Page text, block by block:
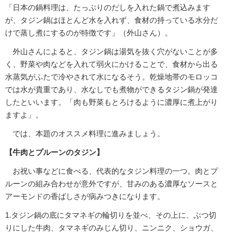
「日本の鍋料理は、たっぷりのだしを入れた鍋で煮込みます
が、タジン鍋はほとんど水を入れず、食材の持っている水分だ
けで蒸し煮にするのが特徴です」（外山さん）。
外山さんによると、タジン鍋は湯気を抜く穴がないことが多
く、野菜や肉などを入れて弱火にかけることで、食材から出る
水蒸気がふたで冷やされて水になるそう。乾燥地帯のモロッコ
では水が貴重であり、水なしでも煮物ができるタジン鍋が発達
したといいます。「肉も野菜もとろけるように濃厚に煮上がり
ますよ」。
では、本題のオススメ料理に進みましょう。
【牛肉とプルーンのタジン】
お祝い事などに食べる、代表的なタジン料理の一つ。肉とプ
ルーンの組み合わせが意外ですが、甘みのある濃厚なソースと
アーモンドの香ばしさが病みつきになります。
1.タジン鍋の底にタマネギの輪切りを並べ、その上に、ぶつ切
りにした牛肉、タマネギのみじん切り、ニンニク、ショウガ、